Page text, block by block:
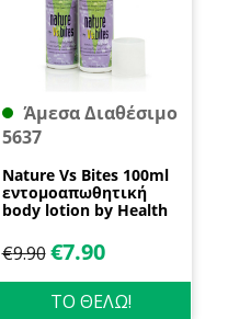
Άμεσα Διαθέσιμο
5637
Nature Vs Bites 100ml
εντομοαπωθητική
body lotion by Health
€9.90 €7.90
ΤΟ ΘΕΛΩ!